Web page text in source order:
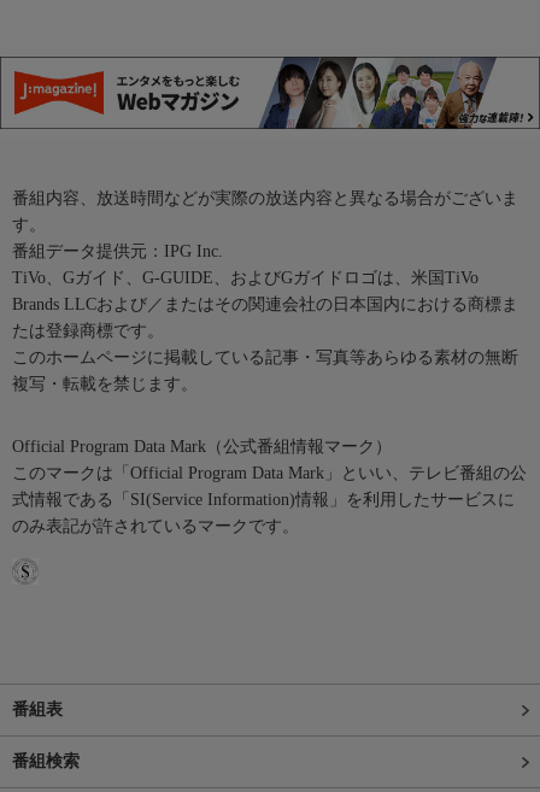
番組内容、放送時間などが実際の放送内容と異なる場合がございま
す。
番組データ提供元：IPG Inc.
TiVo、Gガイド、G-GUIDE、およびGガイドロゴは、米国TiVo
Brands LLCおよび／またはその関連会社の日本国内における商標ま
たは登録商標です。
このホームページに掲載している記事・写真等あらゆる素材の無断
複写・転載を禁じます。
Official Program Data Mark（公式番組情報マーク）
このマークは「Official Program Data Mark」といい、テレビ番組の公
式情報である「SI(Service Information)情報」を利用したサービスに
のみ表記が許されているマークです。
番組表
番組検索